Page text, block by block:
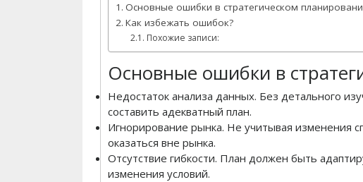
Основные ошибки в стратегическом
Как избежать ошибок?
Похожие записи:
Основные ошибки в
Недостаток анализа данных. Без детального
составить адекватный план.
Игнорирование рынка. Не учитывая изменения
оказаться вне рынка.
Отсутствие гибкости. План должен быть
изменения условий.